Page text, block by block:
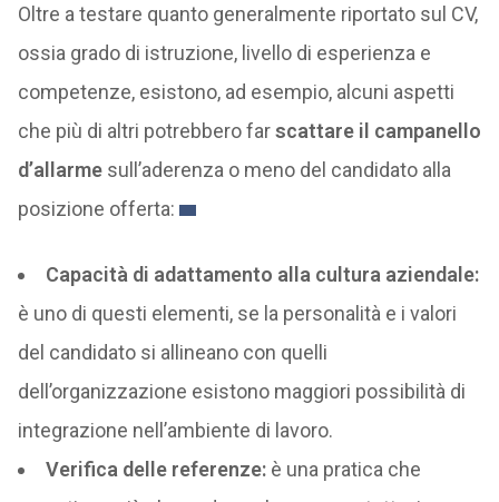
Oltre a testare quanto generalmente riportato sul CV,
ossia grado di istruzione, livello di esperienza e
competenze, esistono, ad esempio, alcuni aspetti
che più di altri potrebbero farscattare il campanello
d’allarmesull’aderenza o meno del candidato alla
posizione offerta:
Capacità di adattamento alla cultura aziendale:
è uno di questi elementi, se la personalità e i valori
del candidato si allineano con quelli
dell’organizzazione esistono maggiori possibilità di
integrazione nell’ambiente di lavoro.
Verifica delle referenze: è una pratica che